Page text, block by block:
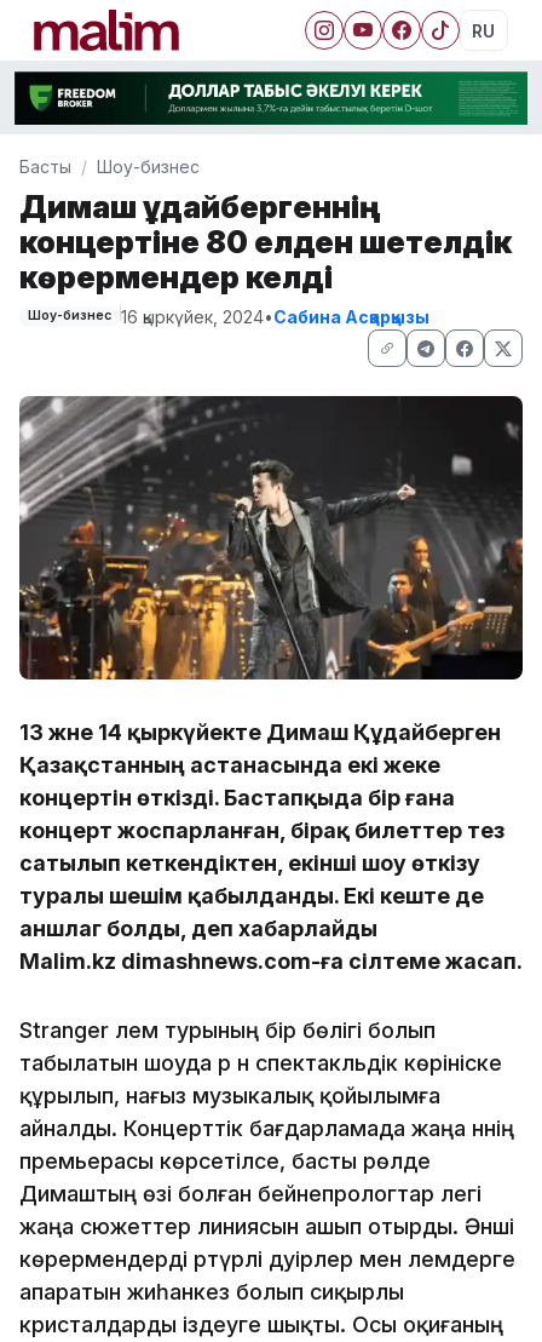
RU
Басты Шоу-бизнес
Димаш Құдайбергеннің
концертіне 80 елден шетелдік
көрермендер келді
Шоу-бизнес 16 қыркүйек, 2024•Сабина Асқарқызы
13 және 14 қыркүйекте Димаш Құдайберген
Қазақстанның астанасында екі жеке
концертін өткізді. Бастапқыда бір ғана
концерт жоспарланған, бірақ билеттер тез
сатылып кеткендіктен, екінші шоу өткізу
туралы шешім қабылданды. Екі кеште де
аншлаг болды, деп хабарлайды
Malim.kz dimashnews.com-ға сілтеме жасап.
Stranger әлем турының бір бөлігі болып
табылатын шоуда әр ән спектакльдік көрініске
құрылып, нағыз музыкалық қойылымға
айналды. Концерттік бағдарламада жаңа әннің
премьерасы көрсетілсе, басты рөлде
Димаштың өзі болған бейнепрологтар легі
жаңа сюжеттер линиясын ашып отырды. Әнші
көрермендерді әртүрлі дәуірлер мен әлемдерге
апаратын жиһанкез болып сиқырлы
кристалдарды іздеуге шықты. Осы оқиғаның